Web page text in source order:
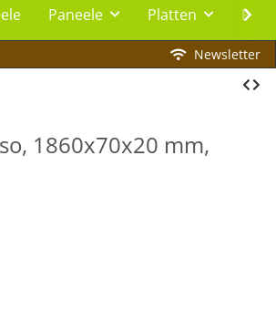
Paneele Platten
Newsletter
1860x70x20 mm,